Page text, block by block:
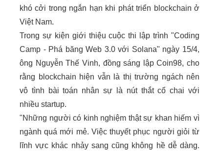
khó cởi trong ngắn hạn khi phát triển blockchain ở
Việt Nam.
Trong sự kiện giới thiệu cuộc thi lập trình "Coding
Camp - Phá băngWeb 3.0với Solana" ngày 15/4,
ông Nguyễn Thế Vinh, đồng sáng lập Coin98, cho
rằng blockchain hiện vẫn là thị trường ngách nên
vô tình bài toán nhân sự là nút thắt cổ chai với
nhiều startup.
"Những người có kinh nghiệm thật sự khan hiếm vì
ngành quá mới mẻ. Việc thuyết phục người giỏi từ
lĩnh vực khác nhảy sang cũng không hề dễ dàng.